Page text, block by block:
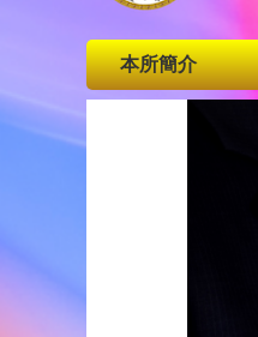
本所簡介